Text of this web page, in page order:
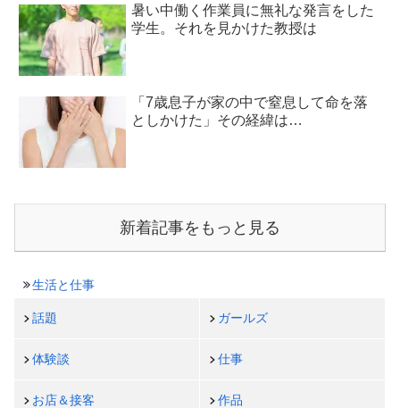
暑い中働く作業員に無礼な発言をした
学生。それを見かけた教授は
「7歳息子が家の中で窒息して命を落
としかけた」その経緯は…
新着記事をもっと見る
生活と仕事
話題 ガールズ
体験談 仕事
お店＆接客 作品